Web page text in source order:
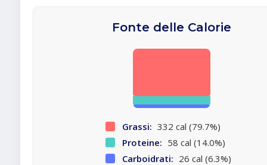
Fonte delle Calorie
Grassi: 332 cal (79.7%)
Proteine: 58 cal (14.0%)
Carboidrati: 26 cal (6.3%)